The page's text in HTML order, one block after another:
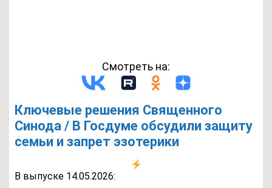
Смотреть на:
Ключевые решения Священного
Синода / В Госдуме обсудили защиту
семьи и запрет эзотерики
В выпуске 14.05.2026: